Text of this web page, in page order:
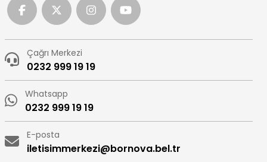
Çağrı Merkezi
0232 999 19 19
Whatsapp
0232 999 19 19
E-posta
iletisimmerkezi@bornova.bel.tr